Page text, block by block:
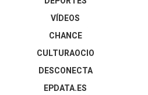
VÍDEOS
CHANCE
CULTURAOCIO
DESCONECTA
EPDATA.ES